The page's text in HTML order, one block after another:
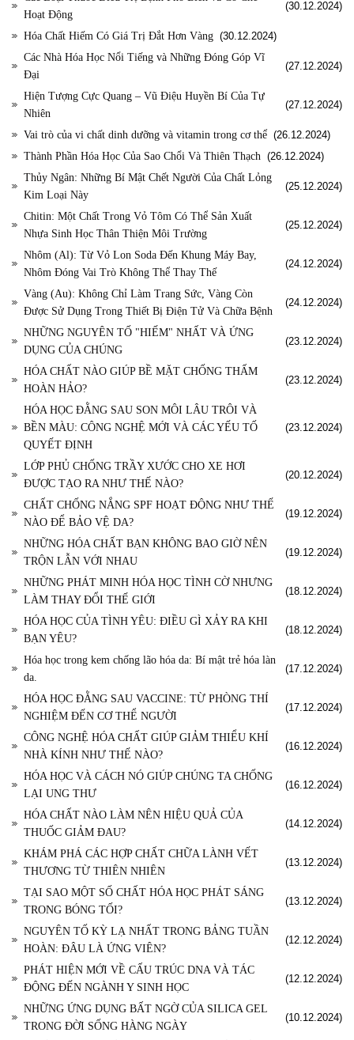
Hoạt Động
(30.12.2024)
Hóa Chất Hiếm Có Giá Trị Đắt Hơn Vàng (30.12.2024)
Các Nhà Hóa Học Nổi Tiếng và Những Đóng Góp Vĩ
Đại
(27.12.2024)
Hiện Tượng Cực Quang – Vũ Điệu Huyền Bí Của Tự
Nhiên
(27.12.2024)
Vai trò của vi chất dinh dưỡng và vitamin trong cơ thể (26.12.2024)
Thành Phần Hóa Học Của Sao Chổi Và Thiên Thạch (26.12.2024)
Thủy Ngân: Những Bí Mật Chết Người Của Chất Lỏng
Kim Loại Này
(25.12.2024)
Chitin: Một Chất Trong Vỏ Tôm Có Thể Sản Xuất
Nhựa Sinh Học Thân Thiện Môi Trường
(25.12.2024)
Nhôm (Al): Từ Vỏ Lon Soda Đến Khung Máy Bay,
Nhôm Đóng Vai Trò Không Thể Thay Thế
(24.12.2024)
Vàng (Au): Không Chỉ Làm Trang Sức, Vàng Còn
Được Sử Dụng Trong Thiết Bị Điện Tử Và Chữa Bệnh
(24.12.2024)
NHỮNG NGUYÊN TỐ "HIẾM" NHẤT VÀ ỨNG
DỤNG CỦA CHÚNG
(23.12.2024)
HÓA CHẤT NÀO GIÚP BỀ MẶT CHỐNG THẤM
HOÀN HẢO?
(23.12.2024)
HÓA HỌC ĐẰNG SAU SON MÔI LÂU TRÔI VÀ
BỀN MÀU: CÔNG NGHỆ MỚI VÀ CÁC YẾU TỐ
QUYẾT ĐỊNH
(23.12.2024)
LỚP PHỦ CHỐNG TRẦY XƯỚC CHO XE HƠI
ĐƯỢC TẠO RA NHƯ THẾ NÀO?
(20.12.2024)
CHẤT CHỐNG NẮNG SPF HOẠT ĐỘNG NHƯ THẾ
NÀO ĐỂ BẢO VỆ DA?
(19.12.2024)
NHỮNG HÓA CHẤT BẠN KHÔNG BAO GIỜ NÊN
TRỘN LẪN VỚI NHAU
(19.12.2024)
NHỮNG PHÁT MINH HÓA HỌC TÌNH CỜ NHƯNG
LÀM THAY ĐỔI THẾ GIỚI
(18.12.2024)
HÓA HỌC CỦA TÌNH YÊU: ĐIỀU GÌ XẢY RA KHI
BẠN YÊU?
(18.12.2024)
Hóa học trong kem chống lão hóa da: Bí mật trẻ hóa làn
da.
(17.12.2024)
HÓA HỌC ĐẰNG SAU VACCINE: TỪ PHÒNG THÍ
NGHIỆM ĐẾN CƠ THỂ NGƯỜI
(17.12.2024)
CÔNG NGHỆ HÓA CHẤT GIÚP GIẢM THIỂU KHÍ
NHÀ KÍNH NHƯ THẾ NÀO?
(16.12.2024)
HÓA HỌC VÀ CÁCH NÓ GIÚP CHÚNG TA CHỐNG
LẠI UNG THƯ
(16.12.2024)
HÓA CHẤT NÀO LÀM NÊN HIỆU QUẢ CỦA
THUỐC GIẢM ĐAU?
(14.12.2024)
KHÁM PHÁ CÁC HỢP CHẤT CHỮA LÀNH VẾT
THƯƠNG TỪ THIÊN NHIÊN
(13.12.2024)
TẠI SAO MỘT SỐ CHẤT HÓA HỌC PHÁT SÁNG
TRONG BÓNG TỐI?
(13.12.2024)
NGUYÊN TỐ KỲ LẠ NHẤT TRONG BẢNG TUẦN
HOÀN: ĐÂU LÀ ỨNG VIÊN?
(12.12.2024)
PHÁT HIỆN MỚI VỀ CẤU TRÚC DNA VÀ TÁC
ĐỘNG ĐẾN NGÀNH Y SINH HỌC
(12.12.2024)
NHỮNG ỨNG DỤNG BẤT NGỜ CỦA SILICA GEL
TRONG ĐỜI SỐNG HÀNG NGÀY
(10.12.2024)